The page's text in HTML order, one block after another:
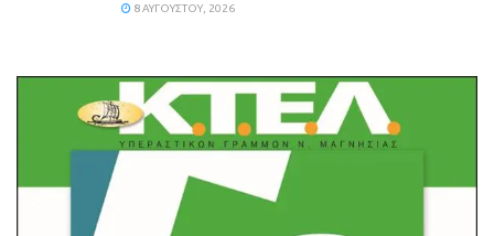
8 ΑΥΓΟΎΣΤΟΥ, 2026